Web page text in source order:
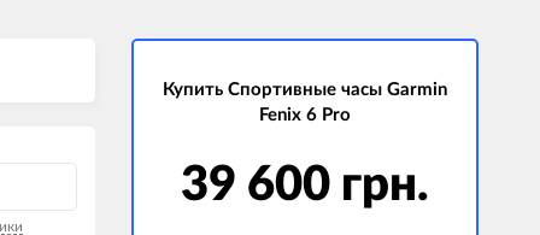
Инверторные генераторы
Трехфазные генераторы
Купить Спортивные часы Garmin
Fenix 6 Pro
39 600 грн.